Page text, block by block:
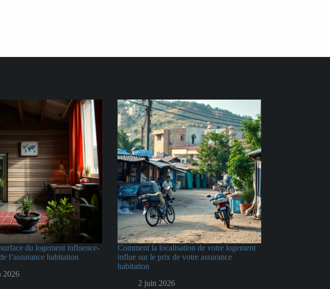
du logement influence-
l’assurance habitation
2026
Comment la localisation de votre logement
influe sur le prix de votre assurance
habitation
2 juin 2026